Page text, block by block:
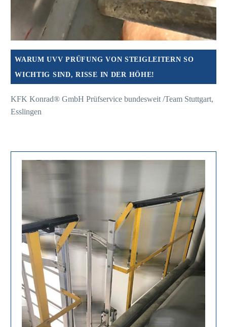
WARUM UVV PRÜFUNG VON STEIGLEITERN SO
WICHTIG SIND, RISSE IN DER HÖHE!
KFK Konrad® GmbH Prüfservice bundesweit /Team Stuttgart,
Esslingen